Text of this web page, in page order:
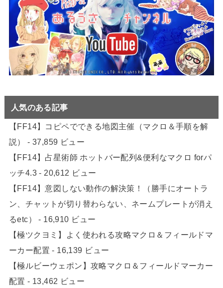
人気のある記事
【FF14】コピペでできる地図主催（マクロ＆手順を解
説）
- 37,859 ビュー
【FF14】占星術師 ホットバー配列&便利なマクロ forパ
ッチ4.3- 20,612 ビュー
【FF14】意図しない動作の解決策！（勝手にオートラ
ン、チャットが切り替わらない、ネームプレートが消え
るetc）
- 16,910 ビュー
【極ツクヨミ】よく使われる攻略マクロ＆フィールドマ
ーカー配置 - 16,139 ビュー
【極ルビーウェポン】攻略マクロ＆フィールドマーカー
配置 - 13,462 ビュー